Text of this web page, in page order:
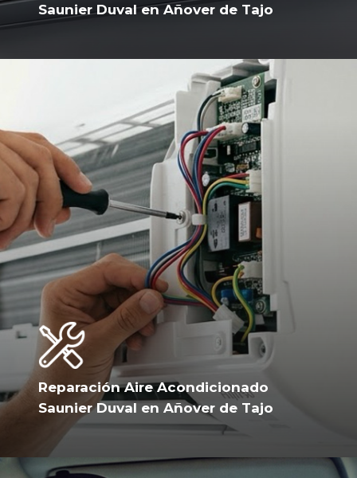
Saunier Duval en Añover de Tajo
Reparación Aire Acondicionado
Saunier Duval en Añover de Tajo